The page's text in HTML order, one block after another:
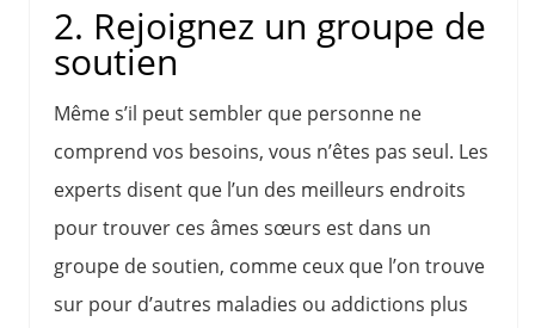
2. Rejoignez un groupe de
soutien
Même s’il peut sembler que personne ne
comprend vos besoins, vous n’êtes pas seul. Les
experts disent que l’un des meilleurs endroits
pour trouver ces âmes sœurs est dans un
groupe de soutien, comme ceux que l’on trouve
sur pour d’autres maladies ou addictions plus